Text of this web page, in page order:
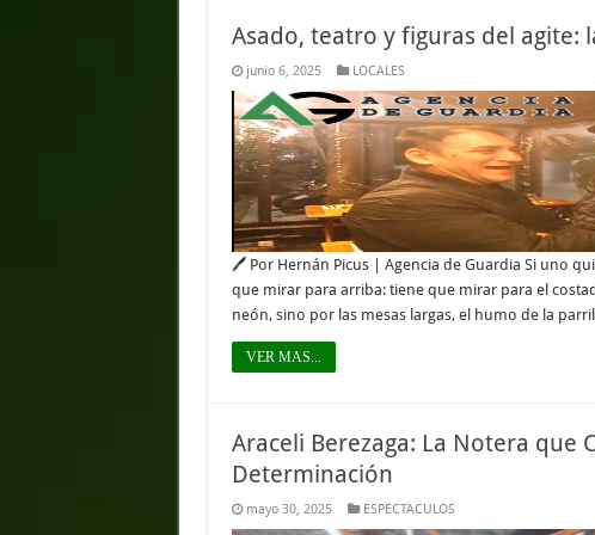
Asado, teatro y figuras del agite:
junio 6, 2025 LOCALES
🖊 Por Hernán Picus | Agencia de Guardia Si uno
que mirar para arriba: tiene que mirar para el
neón, sino por las mesas largas, el humo de la
VER MAS...
Araceli Berezaga: La Notera que
Determinación
mayo 30, 2025 ESPECTACULOS